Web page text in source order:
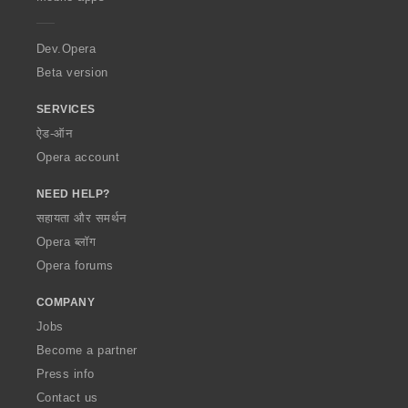
a
Dev.Opera
Beta version
SERVICES
ऐड-ऑन
Opera account
NEED HELP?
सहायता और समर्थन
Opera ब्लॉग
Opera forums
COMPANY
Jobs
Become a partner
Press info
Contact us